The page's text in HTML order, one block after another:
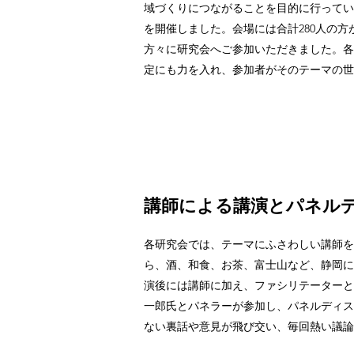
域づくりにつながることを目的に行って
を開催しました。会場には合計280人の
方々に研究会へご参加いただきました。
定にも力を入れ、参加者がそのテーマの
講師による講演とパネル
各研究会では、テーマにふさわしい講師
ら、酒、和食、お茶、富士山など、静岡
演後には講師に加え、ファシリテーター
一郎氏とパネラーが参加し、パネルディ
ない裏話や意見が飛び交い、毎回熱い議